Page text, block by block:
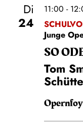
Di
24
11:00 -
Junge
SO
Tom
Schütte